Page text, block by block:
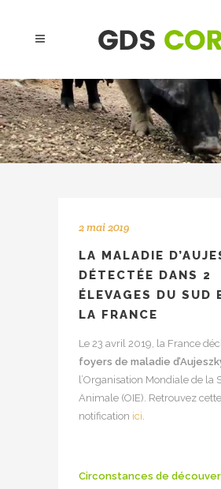
2 mai 2019
LA MALADIE
DÉTECTÉE DANS 2
ÉLEVAGES DU SUD
LA FRANCE
Le 23 avril 2019, la France
foyers de maladie
l’Organisation Mondiale de la
Animale (OIE). Retrouvez cette
notification ici.
Circonstances de